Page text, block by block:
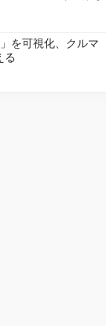
を可視化、クルマ
る